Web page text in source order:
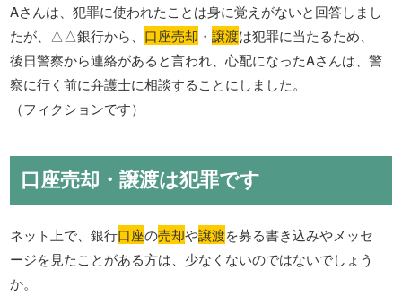
Aさんは、犯罪に使われたことは身に覚えがないと回答しまし
たが、△△銀行から、 口座売却 ・譲渡は犯罪に当たるため、
後日警察から連絡があると言われ、心配になったAさんは、警
察に行く前に弁護士に相談することにしました。
（フィクションです）
口座売却・譲渡は犯罪です
ネット上で、銀行口座の売却や譲渡を募る書き込みやメッセ
ージを見たことがある方は、少なくないのではないでしょう
か。